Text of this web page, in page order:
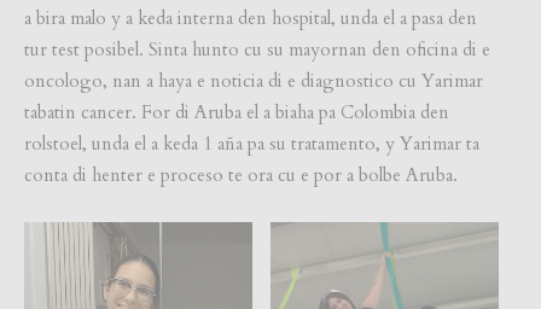
a bira malo y a keda interna den hospital, unda el a pasa den
tur test posibel. Sinta hunto cu su mayornan den oficina di e
oncologo, nan a haya e noticia di e diagnostico cu Yarimar
tabatin cancer. For di Aruba el a biaha pa Colombia den
rolstoel, unda el a keda 1 aña pa su tratamento, y Yarimar ta
conta di henter e proceso te ora cu e por a bolbe Aruba.